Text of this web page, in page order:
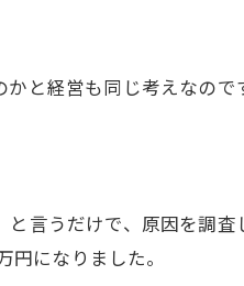
と経営も同じ考えなので
言うだけで、原因を調査
になりました。